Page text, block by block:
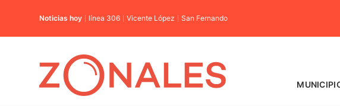
Noticias hoy línea 306 Vicente López San Fernando